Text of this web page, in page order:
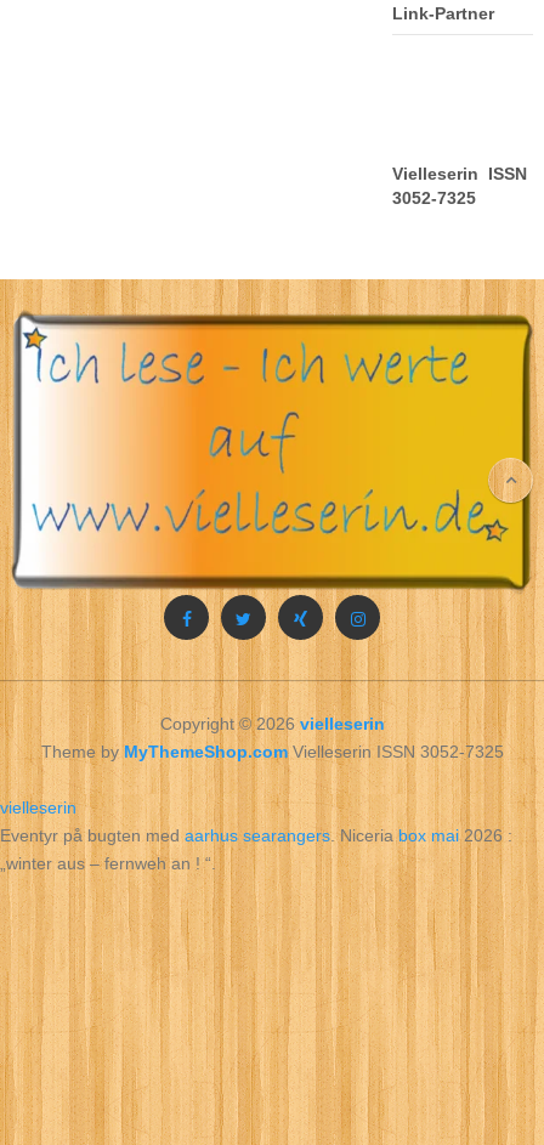
Link-Partner
Vielleserin ISSN
3052-7325
Copyright © 2026vielleserin
Theme by MyThemeShop.comVielleserin ISSN 3052-7325
vielleserin
Eventyr på bugten medaarhus searangers. Niceriabox mai2026 :
„winter aus – fernweh an ! “.